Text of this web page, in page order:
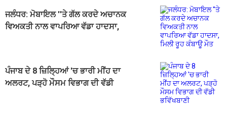
ਜਲੰਧਰ: ਮੋਬਾਇਲ ''ਤੇ ਗੱਲ ਕਰਦੇ ਅਚਾਨਕ
ਵਿਅਕਤੀ ਨਾਲ ਵਾਪਰਿਆ ਵੱਡਾ ਹਾਦਸਾ,
ਪੰਜਾਬ ਦੇ 8 ਜ਼ਿਲ੍ਹਿਆਂ 'ਚ ਭਾਰੀ ਮੀਂਹ ਦਾ
ਅਲਰਟ, ਪੜ੍ਹੋ ਮੌਸਮ ਵਿਭਾਗ ਦੀ ਵੱਡੀ